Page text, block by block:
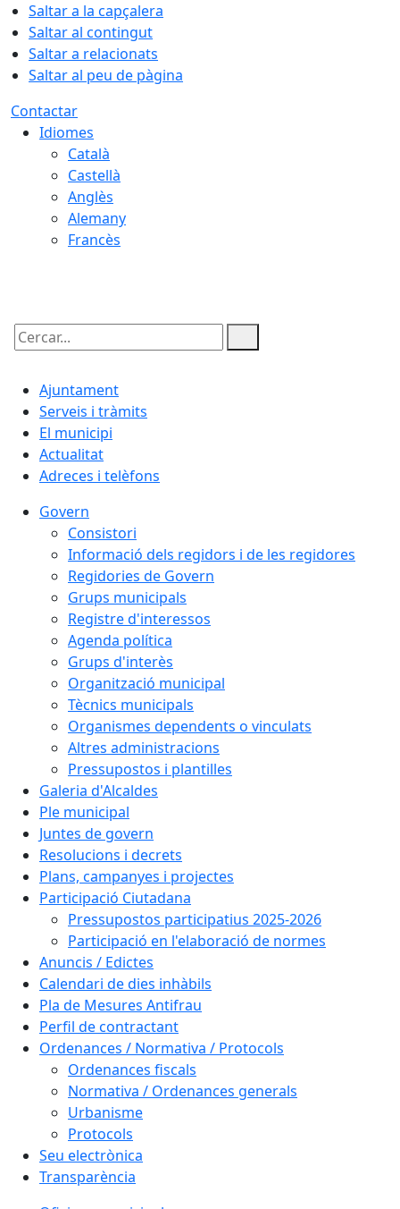
Saltar a la capçalera
Saltar al contingut
Saltar a relacionats
Saltar al peu de pàgina
Contactar
Idiomes
Català
Castellà
Anglès
Alemany
Francès
Cercar:
Ajuntament
Serveis i tràmits
El municipi
Actualitat
Adreces i telèfons
Govern
Consistori
Informació dels regidors i de les regidores
Regidories de Govern
Grups municipals
Registre d'interessos
Agenda política
Grups d'interès
Organització municipal
Tècnics municipals
Organismes dependents o vinculats
Altres administracions
Pressupostos i plantilles
Galeria d'Alcaldes
Ple municipal
Juntes de govern
Resolucions i decrets
Plans, campanyes i projectes
Participació Ciutadana
Pressupostos participatius 2025-2026
Participació en l'elaboració de normes
Anuncis / Edictes
Calendari de dies inhàbils
Pla de Mesures Antifrau
Perfil de contractant
Ordenances / Normativa / Protocols
Ordenances fiscals
Normativa / Ordenances generals
Urbanisme
Protocols
Seu electrònica
Transparència